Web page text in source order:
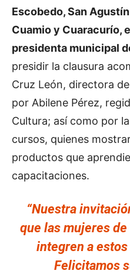
Escobedo, San
Cuamio y Cuaracurío,
presidenta municipal
presidir la clausura
Cruz León, directora
por Abilene Pérez,
Cultura; así como por
cursos, quienes
productos que
capacitaciones.
“Nuestra
que las mujeres
integren a
Felicitamos